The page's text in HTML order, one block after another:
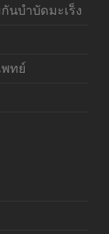
นบำบัดมะเร็ง
ทย์